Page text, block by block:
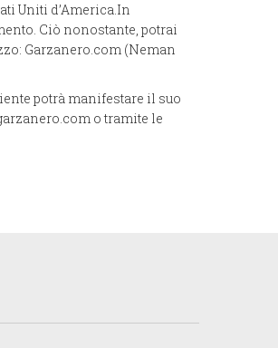
Uniti d’America.In
Ciò nonostante, potrai
Garzanero.com (Neman
potrà manifestare il suo
o tramite le